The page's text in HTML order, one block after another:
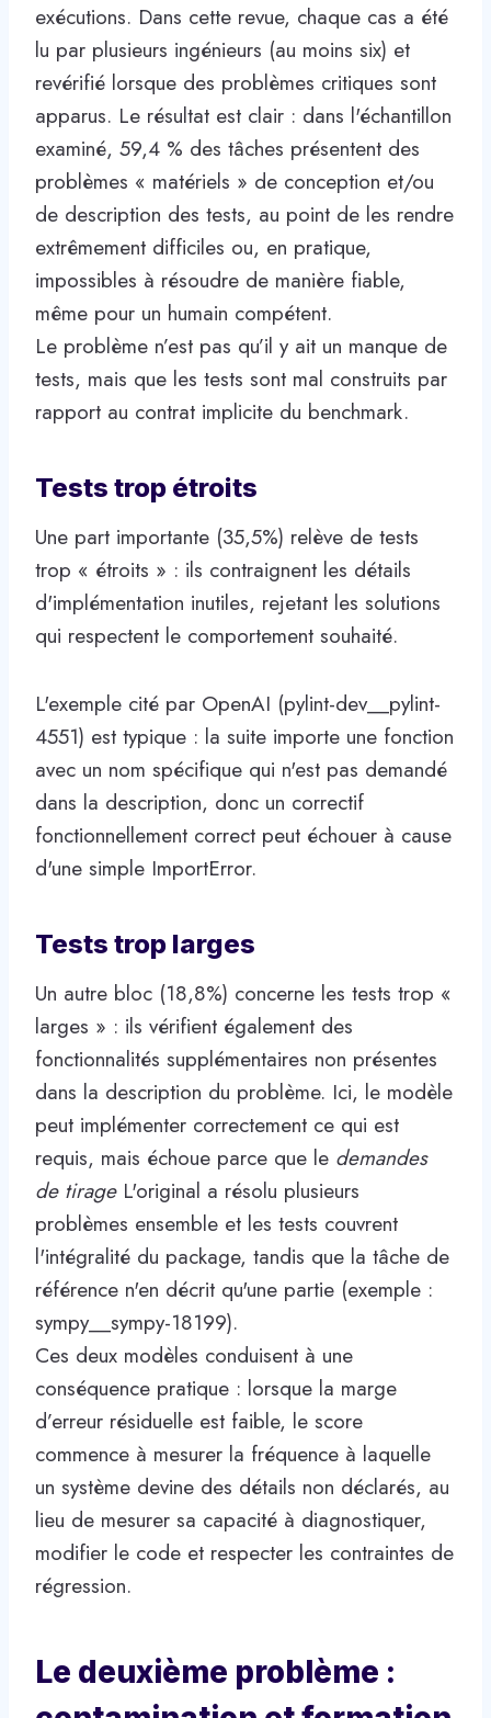
exécutions. Dans cette revue, chaque cas a été
lu par plusieurs ingénieurs (au moins six) et
revérifié lorsque des problèmes critiques sont
apparus. Le résultat est clair : dans l'échantillon
examiné, 59,4 % des tâches présentent des
problèmes « matériels » de conception et/ou
de description des tests, au point de les rendre
extrêmement difficiles ou, en pratique,
impossibles à résoudre de manière fiable,
même pour un humain compétent.
Le problème n’est pas qu’il y ait un manque de
tests, mais que les tests sont mal construits par
rapport au contrat implicite du benchmark.
Tests trop étroits
Une part importante (35,5%) relève de tests
trop « étroits » : ils contraignent les détails
d'implémentation inutiles, rejetant les solutions
qui respectent le comportement souhaité.
L'exemple cité par OpenAI (pylint-dev__pylint-
4551) est typique : la suite importe une fonction
avec un nom spécifique qui n'est pas demandé
dans la description, donc un correctif
fonctionnellement correct peut échouer à cause
d'une simple ImportError.
Tests trop larges
Un autre bloc (18,8%) concerne les tests trop «
larges » : ils vérifient également des
fonctionnalités supplémentaires non présentes
dans la description du problème. Ici, le modèle
peut implémenter correctement ce qui est
requis, mais échoue parce que le demandes
de tirage L'original a résolu plusieurs
problèmes ensemble et les tests couvrent
l'intégralité du package, tandis que la tâche de
référence n'en décrit qu'une partie (exemple :
sympy__sympy-18199).
Ces deux modèles conduisent à une
conséquence pratique : lorsque la marge
d’erreur résiduelle est faible, le score
commence à mesurer la fréquence à laquelle
un système devine des détails non déclarés, au
lieu de mesurer sa capacité à diagnostiquer,
modifier le code et respecter les contraintes de
régression.
Le deuxième problème :